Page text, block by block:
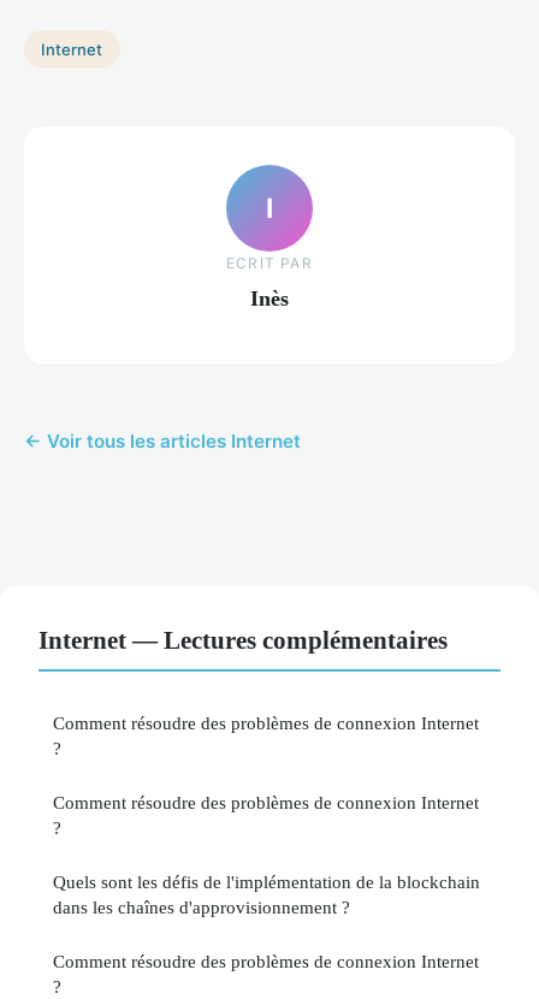
Internet
I
ECRIT PAR
Inès
← Voir tous les articles Internet
Internet — Lectures complémentaires
Comment résoudre des problèmes de connexion Internet
?
Comment résoudre des problèmes de connexion Internet
?
Quels sont les défis de l'implémentation de la blockchain
dans les chaînes d'approvisionnement ?
Comment résoudre des problèmes de connexion Internet
?